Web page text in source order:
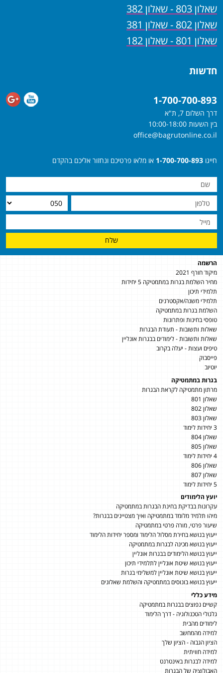
שאלון 803 - שאלון 382
שאלון 802 - שאלון 381
שאלון 801 - שאלון 182
חדשות
1-700-700-893
דרך השלום 7, ת"א
בין השעות 10:00-18:00
office@bagrutonline.co.il
חייגו 1-700-700-893 או מלאו פרטיכם ונחזור אליכם בהקדם
שלח
הרשמה
מיקוד חורף 2021
מחיר השלמת בגרות במתמטיקה 5 יחידות
תלמידי תיכון
תלמידי משנה/אקסטרנים
השלמת בגרות במתמטיקה
טופסי בחינות ופתרונות
שאלות ותשובות - תעודת הבגרות
שאלות ותשובות - לימודים בבגרות אונליין
טיפים ועצות - יעלה בקרוב
פייסבוק
יוטיוב
בגרות במתמטיקה
מרתון מתמטיקה לקראת הבגרות
שאלון 801
שאלון 802
שאלון 803
3 יחידות לימוד
שאלון 804
שאלון 805
4 יחידות לימוד
שאלון 806
שאלון 807
5 יחידות לימוד
יועץ הלימודים
עקרונות בבדיקת בחינת הבגרות במתמטיקה
מיהו תלמיד מלומד במתמטיקה ואיך מצטיינים בבגרות?
שיעור פרטי, מורה פרטי במתמטיקה
ייעוץ בנושא בחירת מסלול הלימוד ומספר יחידות הלימוד
ייעוץ בנושא מכינה לבגרות במתמטיקה
ייעוץ בנושא הלימודים בבגרות אונליין
ייעוץ בנושא שיטת אונליין לתלמידי תיכון
ייעוץ בנושא שיטת אונליין למשלימי בגרות
ייעוץ בנושא בונוסים במתמטיקה והשלמת שאלונים
מידע כללי
קשיים נפוצים בבגרות במתמטיקה
גלגולי הטכנולוגיה - דרך הלימוד
לימודים מהבית
למידה מהמחשב
הציון הגבוה - הציון שלך
למידה חוויתית
למידה לבגרות באינטרנט
האבולוציה של הבגרות